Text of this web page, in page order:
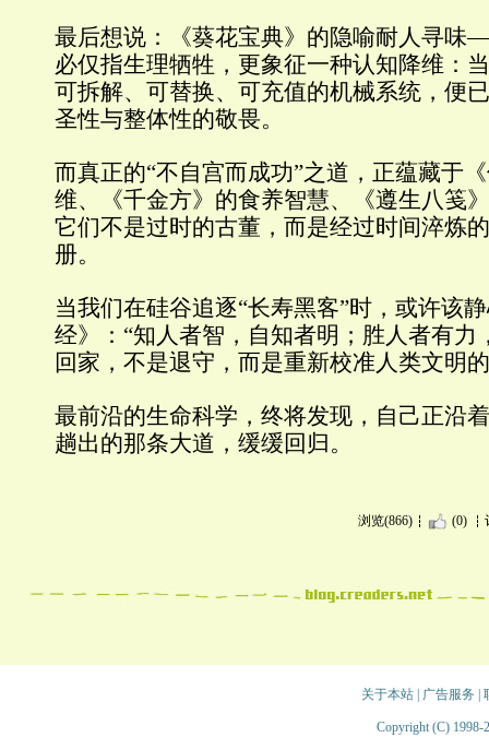
最后想说： 《葵花宝典》 的隐喻耐人寻味
必仅指生理牺牲，更象征一种认知降维：
可拆解、可替换、可充值的机械系统，便
圣性与整体性的敬畏。
而真正的“不自宫而成功”之道，正蕴藏于
维、《千金方》的食养智慧、《遵生八笺
它们不是过时的古董，而是经过时间淬炼
册。
当我们在硅谷追逐“长寿黑客”时，或许该
经》
：“知人者智，自知者明；胜人者有
回家，不是退守，而是重新校准人类文明
最前沿的生命科学，终将发现，自己正沿
趟出的那条大道，缓缓回归。
浏览(866) (0)
关于本站| 广告服务
Copyright (C) 1998-